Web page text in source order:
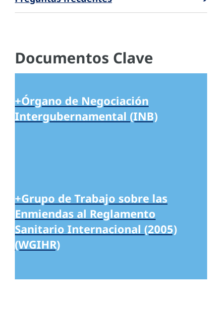
Documentos Clave
+Órgano de Negociación
Intergubernamental (INB)
+Grupo de Trabajo sobre las
Enmiendas al Reglamento
Sanitario Internacional (2005)
(WGIHR)